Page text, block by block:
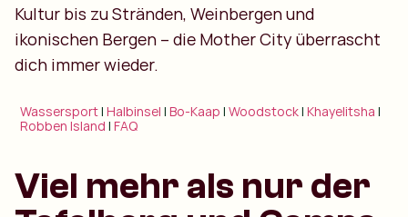
Kultur bis zu Stränden, Weinbergen und
ikonischen Bergen – die Mother City überrascht
dich immer wieder.
Wassersport|Halbinsel |Bo-Kaap |Woodstock|Khayelitsha |
Robben Island |FAQ
Viel mehr als nur der